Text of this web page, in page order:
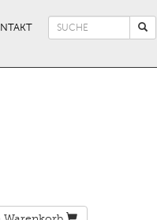
Suchformular